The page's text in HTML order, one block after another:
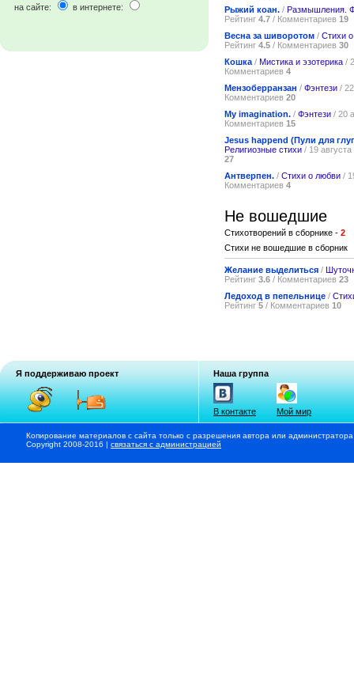
на сайте: в интернете:
Рыжий коан. / Размышления.
Рейтинг 4.7 / Комментариев 19
Весна за шиворотом / Стихи
Рейтинг 4.5 / Комментариев 30
Кошка / Мистика и эзотерика /
Комментариев 4
Мензоберранзан / Фэнтези /
Комментариев 20
My imagination. / Фэнтези / 20
Комментариев 15
Jesus happend (Пули для
Религиозные стихи / 19
27
Антверпен. / Стихи о любви /
Комментариев 4
Не вошедшие
Стихотворений в сборнике - 2
Стихи не вошедшие в сборник
Желание выделиться /
Рейтинг 3.6 / Комментариев 23
Ледоход в пепельнице /
Рейтинг 5 / Комментариев 10
Я поддерживаю проект Наша группа
В контакте Мой мир
Копирование материалов с сайта только с разрешения автора или
Copyright 2008-2016 | связаться с администрацией